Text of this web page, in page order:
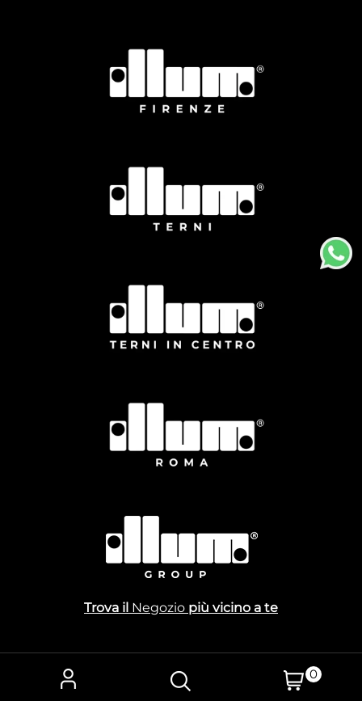
Trova il Negozio più vicino a te
0
Powered byPassepartout
Designed by Gestionale Toscana Srl